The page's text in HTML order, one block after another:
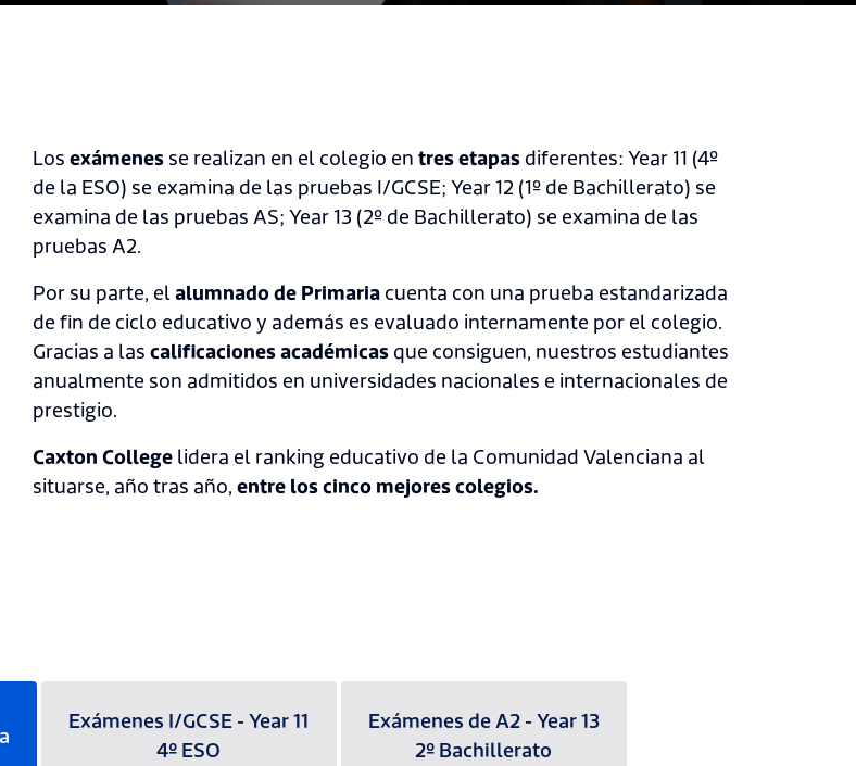
Los exámenesse realizan en el colegio en tres etapasdiferentes: Year 11 (4º
de la ESO) se examina de las pruebas I/GCSE; Year 12 (1º de Bachillerato) se
examina de las pruebas AS; Year 13 (2º de Bachillerato) se examina de las
pruebas A2.
Por su parte, elalumnado de Primariacuenta con una prueba estandarizada
de fin de ciclo educativo y además es evaluado internamente por el colegio.
Gracias a las calificaciones académicasque consiguen, nuestros estudiantes
anualmente son admitidos en universidades nacionales e internacionales de
prestigio.
Caxton Collegelidera el ranking educativo de la Comunidad Valenciana al
situarse, año tras año, entre los cinco mejores colegios.
Exámenes I/GCSE - Year 11
4º ESO
Exámenes de A2 - Year 13
2º Bachillerato